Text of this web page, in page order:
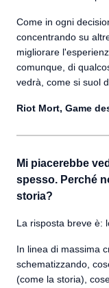
Come in ogni
concentrando su
migliorare
comunque, di
vedrà, come si suol
Riot Mort, Game
Mi piacerebbe
spesso. Perché
storia?
La risposta breve è:
In linea di massima
schematizzando,
(come la storia),